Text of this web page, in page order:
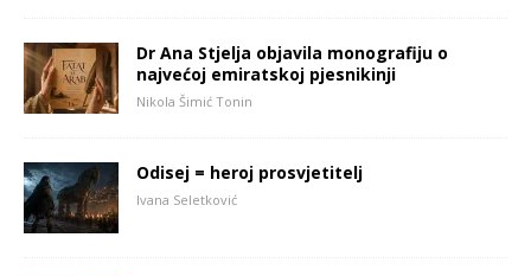
Dr Ana Stjelja objavila monografiju o
najvećoj emiratskoj pjesnikinji
Nikola Šimić Tonin
Odisej = heroj prosvjetitelj
Ivana Seletković